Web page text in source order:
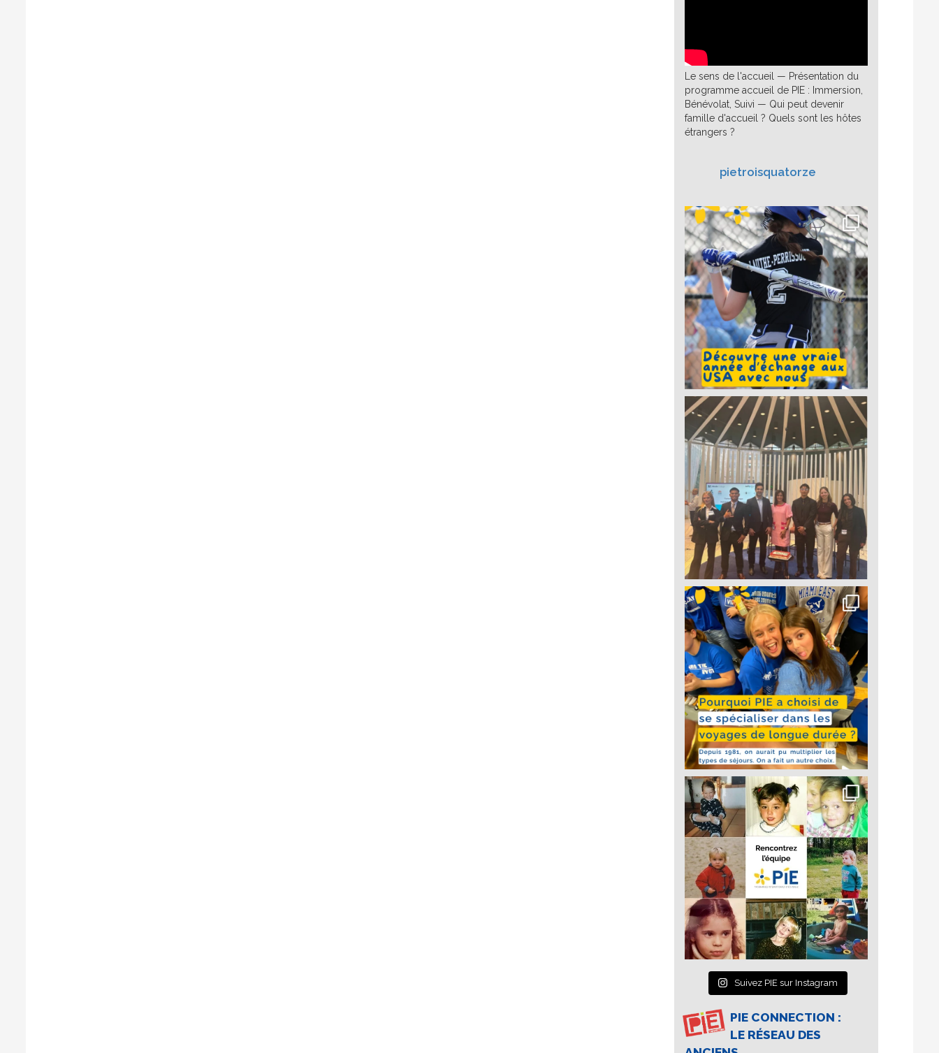
Le sens de l'accueil — Présentation du
programme accueil de PIE : Immersion,
Bénévolat, Suivi — Qui peut devenir
famille d'accueil ? Quels sont les hôtes
étrangers ?
pietroisquatorze
Suivez PIE sur Instagram
PIE CONNECTION :
LE RÉSEAU DES